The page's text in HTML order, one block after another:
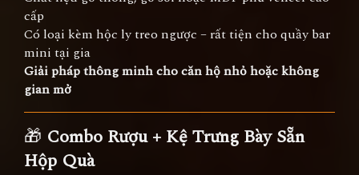
cấp
Có loại kèm hộc ly treo ngược – rất tiện cho quầy bar
mini tại gia
Giải pháp thông minh cho căn hộ nhỏ hoặc không
gian mở
🎁 Combo Rượu + Kệ Trưng Bày Sẵn
Hộp Quà